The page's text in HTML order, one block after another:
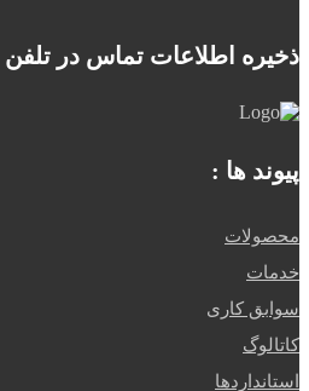
ذخیره اطلاعات تماس در
پیوند ها :
محصولات
خدمات
سوابق کاری
کاتالوگ
استانداردها